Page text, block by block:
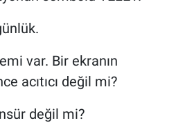
var. Bir ekranın
acıtıcı değil mi?
değil mi?